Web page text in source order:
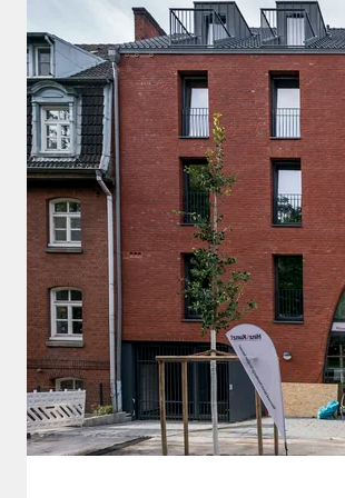
nord
wahrheit
verlag
verlag
veranstaltungen
shop
fragen & hilfe
unterstützen
abo
genossenschaft